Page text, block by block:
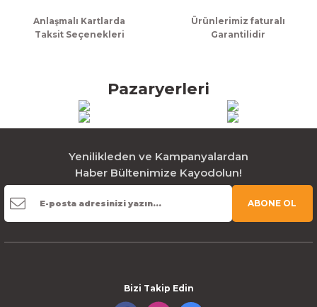
Anlaşmalı Kartlarda
Taksit Seçenekleri
Ürünlerimiz faturalı
Garantilidir
Pazaryerleri
Yenilikleden ve Kampanyalardan
Haber Bültenimize Kayodolun!
ABONE OL
Bizi Takip Edin